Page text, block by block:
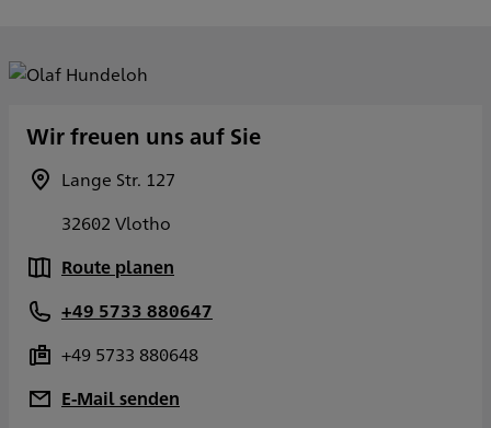
Wir freuen uns auf Sie
Lange Str. 127
32602 Vlotho
Route planen
+49 5733 880647
+49 5733 880648
E-Mail senden